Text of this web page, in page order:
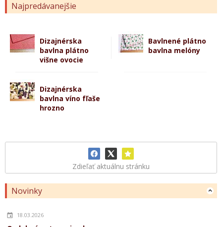
Najpredávanejšie
Dizajnérska
bavlna plátno
višne ovocie
Bavlnené plátno
bavlna melóny
Dizajnérska
bavlna víno fľaše
hrozno
Zdieľať aktuálnu stránku
Novinky
18.03.2026